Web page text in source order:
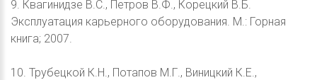
9. Квагинидзе В.С., Петров В.Ф., Корецкий В.Б.
Эксплуатация карьерного оборудования. М.: Горная
книга; 2007.
10. Трубецкой К.Н., Потапов М.Г., Виницкий К.Е.,